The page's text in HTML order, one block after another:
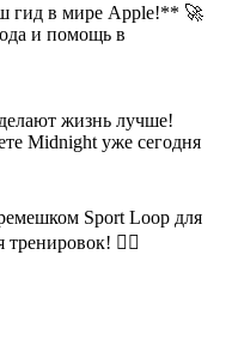
гид в мире Apple!** 🚀
и помощь в
жизнь лучше!
Midnight уже сегодня
Sport Loop для
🏃‍♂️